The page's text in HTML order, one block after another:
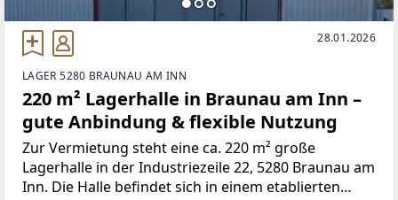
28.01.2026
LAGER 5280 BRAUNAU AM INN
220 m² Lagerhalle in Braunau am Inn –
gute Anbindung & flexible Nutzung
Zur Vermietung steht eine ca. 220 m² große
Lagerhalle in der Industriezeile 22, 5280 Braunau am
Inn. Die Halle befindet sich in einem etablierten